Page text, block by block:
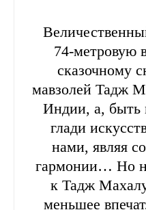
74-метровую
сказочному
мавзолей Тадж
Индии, а, быть
глади
нами, являя
гармонии… Но
к Тадж
меньшее